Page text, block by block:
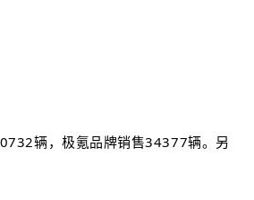
辆，极氪品牌销售34377辆。另